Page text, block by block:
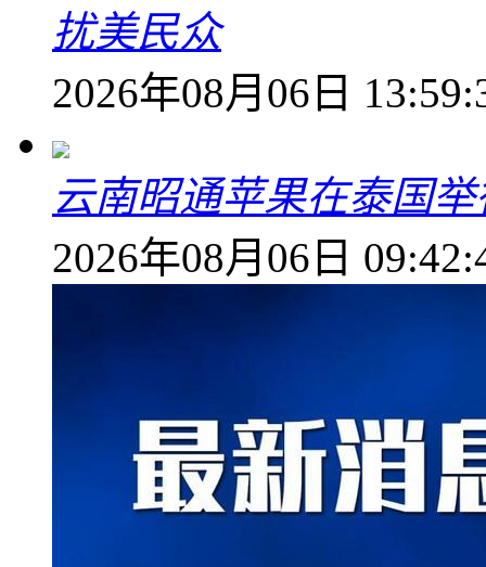
扰美民众
2026年08月06日
云南昭通苹果在泰国
2026年08月06日